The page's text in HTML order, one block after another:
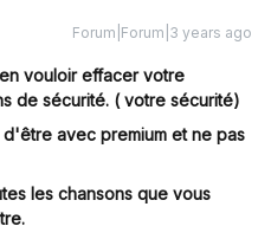
Forum|Forum|3 years ago
vouloir effacer votre
de sécurité. ( votre sécurité)
avec premium et ne pas
les chansons que vous